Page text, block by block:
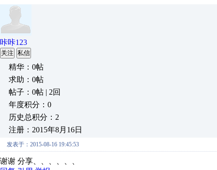
咔咔123
关注 私信
精华：0帖
求助：0帖
帖子：0帖 | 2回
年度积分：0
历史总积分：2
注册：2015年8月16日
发表于：2015-08-16 19:45:53
谢谢 分享、、、、、、